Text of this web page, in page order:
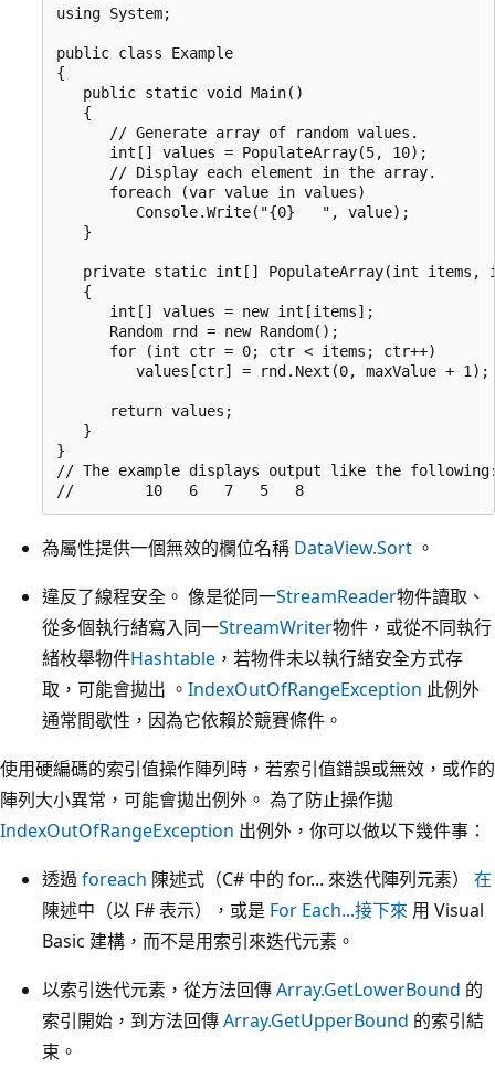
using System;
public class Example
{
   public static void Main()
   {
      // Generate array of random values.
      int[] values = PopulateArray(5, 10);
      // Display each element in the array.
      foreach (var value in values)
         Console.Write("{0}   ", value);
   }
private static int[] PopulateArray(int items,
   {
      int[] values = new int[items];
      Random rnd = new Random();
      for (int ctr = 0; ctr < items; ctr++)
         values[ctr] = rnd.Next(0, maxValue + 1);
      return values;
   }
}
// The example displays output like the
為屬性提供一個無效的欄位名稱 DataView.Sort 。
違反了線程安全。 像是從同一StreamReader物件讀取、
從多個執行緒寫入同一StreamWriter物件，或從不同執行
緒枚舉物件Hashtable ，若物件未以執行緒安全方式存
取，可能會拋出 。 IndexOutOfRangeException 此例外
通常間歇性，因為它依賴於競賽條件。
使用硬編碼的索引值操作陣列時，若索引值錯誤或無效，或作的
陣列大小異常，可能會拋出例外。 為了防止操作拋
IndexOutOfRangeException 出例外，你可以做以下幾件事：
透過foreach 陳述式（C# 中的 for... 來迭代陣列元素） 在
陳述中（以 F# 表示），或是 For Each...接下來 用 Visual
Basic 建構，而不是用索引來迭代元素。
以索引迭代元素，從方法回傳Array.GetLowerBound 的
索引開始，到方法回傳Array.GetUpperBound 的索引結
束。